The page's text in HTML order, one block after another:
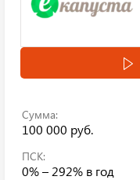
Сумма:
100 000 руб.
ПСК:
0% – 292% в год